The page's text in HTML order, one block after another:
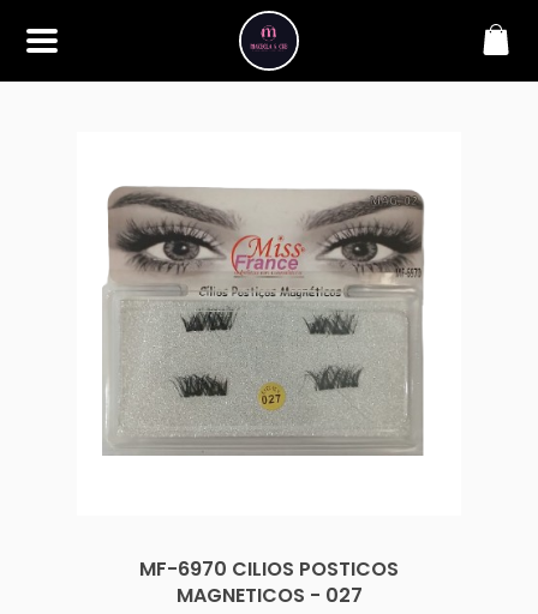
maquiagens e acessórios de
alta qualidade. Somos
apaixonados por realçar a
beleza de nossos clientes,
oferecendo uma ampla gama
de produtos que inspiram
confiança e criatividade. Desde
os últimos lançamentos em
maquiagem até os acessórios
mais elegantes, estamos aqui
para ajudá-lo a alcançar seu
visual dos sonhos. Explore nossa
seleção cuidadosamente
selecionada e descubra como a
beleza se torna uma expressão
única conosco.
makbelachb@gmail.com
MF-6970 CILIOS POSTICOS
MAGNETICOS - 027